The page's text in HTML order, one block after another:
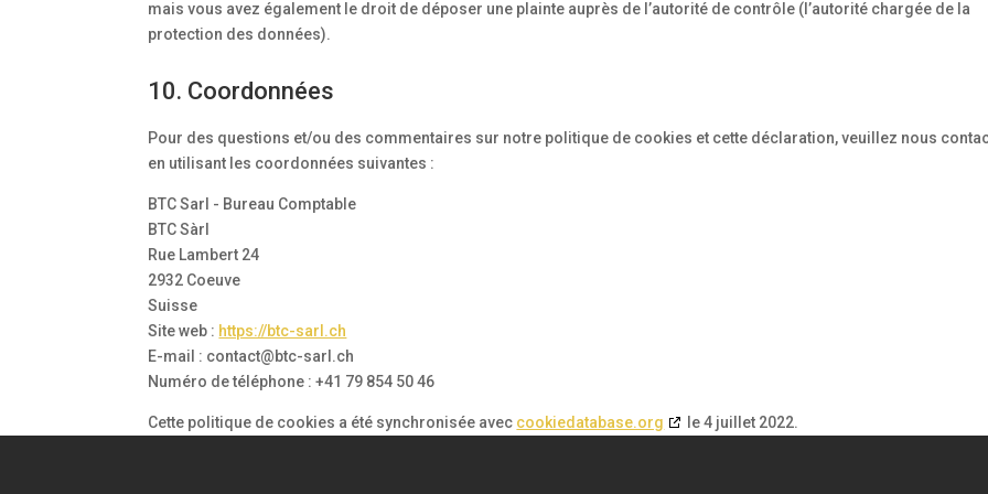
mais vous avez également le droit de déposer une plainte auprès de l’autorité de contrôle (l’autorité chargée de la
protection des données).
10. Coordonnées
Pour des questions et/ou des commentaires sur notre politique de cookies et cette déclaration, veuillez nous
en utilisant les coordonnées suivantes :
BTC Sarl - Bureau Comptable
BTC Sàrl
Rue Lambert 24
2932 Coeuve
Suisse
Site web : https://btc-sarl.ch
E-mail : contact@btc-sarl.ch
Numéro de téléphone : +41 79 854 50 46
Cette politique de cookies a été synchronisée avec cookiedatabase.org le 4 juillet 2022.